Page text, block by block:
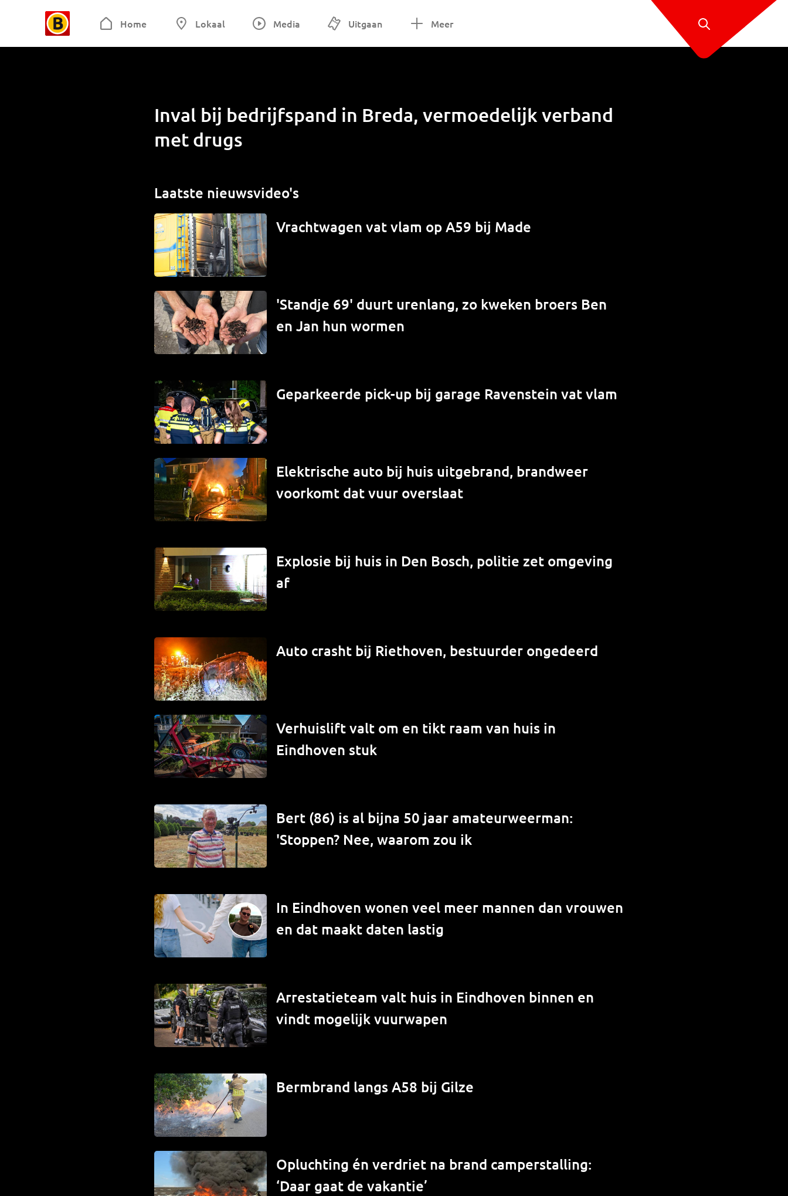
Home Lokaal Media Uitgaan Meer
Inval bij bedrijfspand in Breda, vermoedelijk verband
met drugs
Laatste nieuwsvideo's
Vrachtwagen vat vlam op A59 bij Made
'Standje 69' duurt urenlang, zo kweken broers Ben
en Jan hun wormen
Geparkeerde pick-up bij garage Ravenstein vat vlam
Elektrische auto bij huis uitgebrand, brandweer
voorkomt dat vuur overslaat
Explosie bij huis in Den Bosch, politie zet omgeving
af
Auto crasht bij Riethoven, bestuurder ongedeerd
Verhuislift valt om en tikt raam van huis in
Eindhoven stuk
Bert (86) is al bijna 50 jaar amateurweerman:
'Stoppen? Nee, waarom zou ik
In Eindhoven wonen veel meer mannen dan vrouwen
en dat maakt daten lastig
Arrestatieteam valt huis in Eindhoven binnen en
vindt mogelijk vuurwapen
Bermbrand langs A58 bij Gilze
Opluchting én verdriet na brand camperstalling:
‘Daar gaat de vakantie’